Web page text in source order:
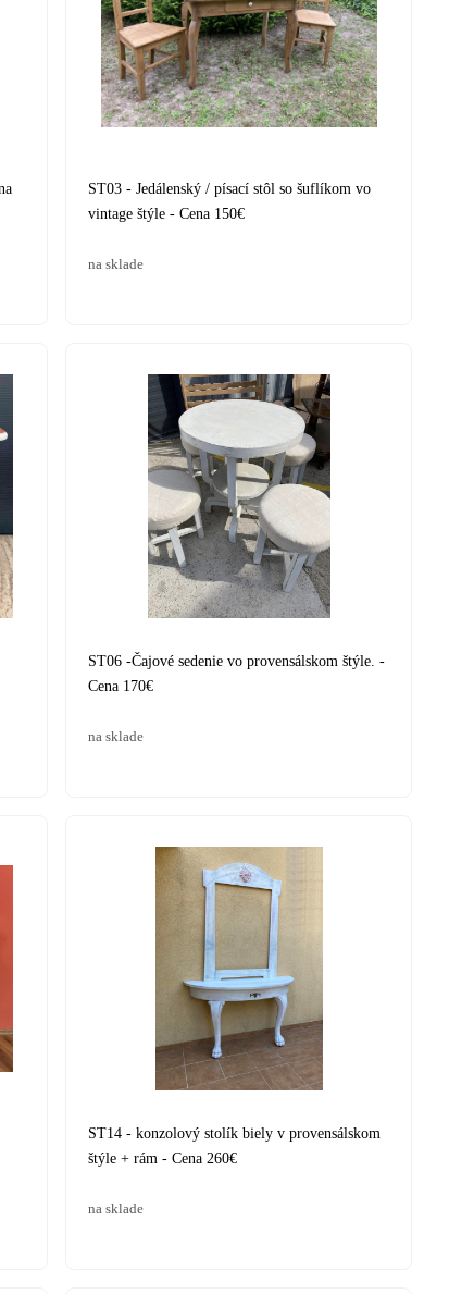
ST03 - Jedálenský / písací stôl so šuflíkom vo
vintage štýle - Cena 150€
na sklade
ST06 -Čajové sedenie vo provensálskom štýle. -
Cena 170€
na sklade
ST14 - konzolový stolík biely v provensálskom
štýle + rám - Cena 260€
na sklade